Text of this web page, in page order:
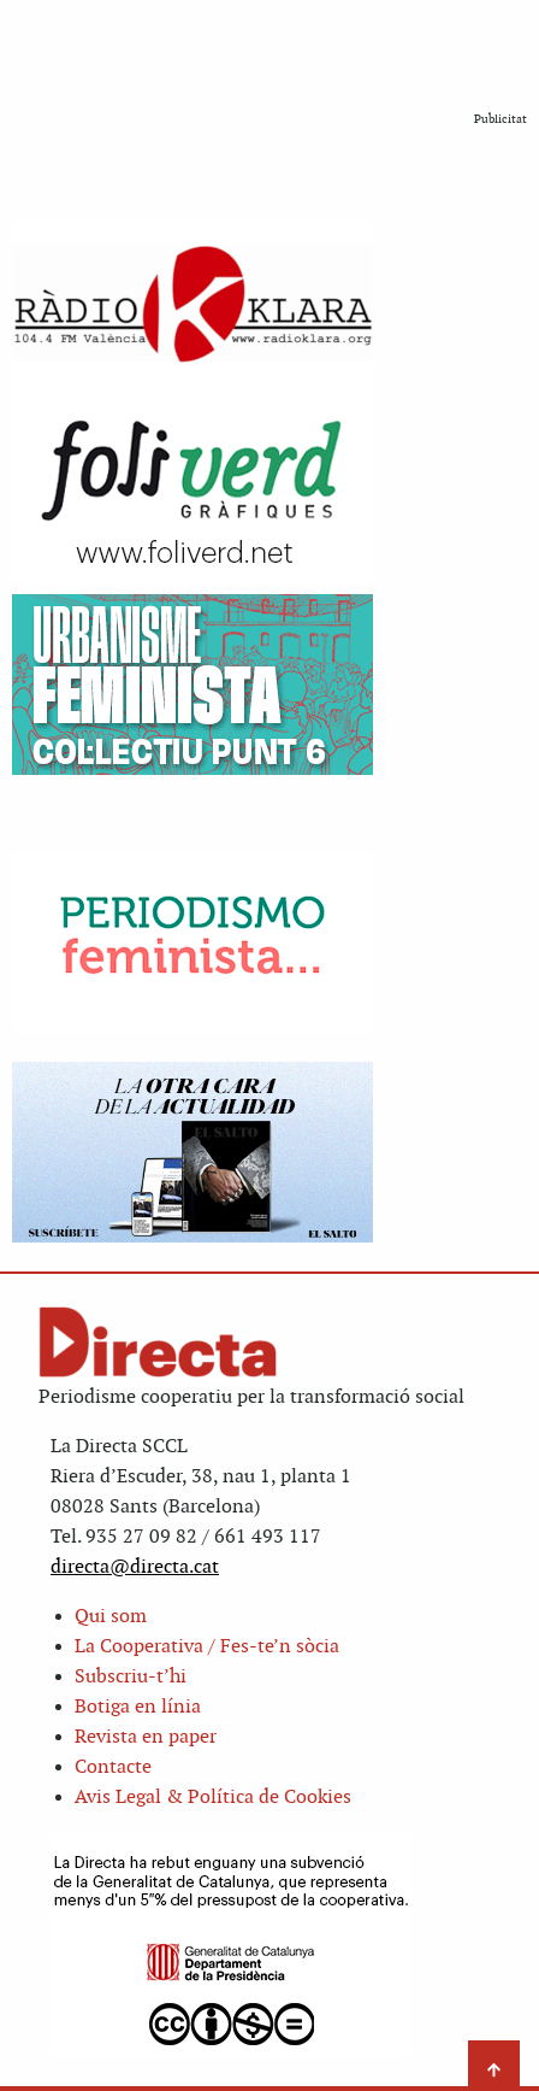
Publicitat
Periodisme cooperatiu per la transformació social
La Directa SCCL
Riera d’Escuder, 38, nau 1, planta 1
08028 Sants (Barcelona)
Tel. 935 27 09 82 / 661 493 117
directa@directa.cat
Qui som
La Cooperativa / Fes-te’n sòcia
Subscriu-t’hi
Botiga en línia
Revista en paper
Contacte
Avis Legal & Política de Cookies